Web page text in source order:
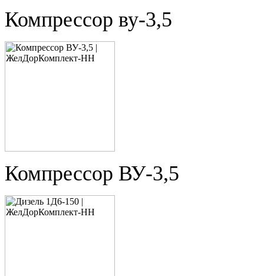
Компрессор ву-3,5
Компрессор ВУ-3,5